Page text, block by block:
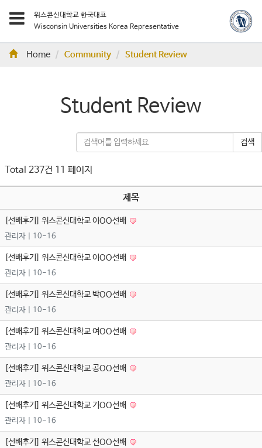
위스콘신대학교 한국대표
Wisconsin Universities Korea Representative
Home Community Student Review
Student Review
검색
Total 237건 11 페이지
제목
[선배후기] 위스콘신대학교 이OO선배
관리자 | 10-16
[선배후기] 위스콘신대학교 이OO선배
관리자 | 10-16
[선배후기] 위스콘신대학교 박OO선배
관리자 | 10-16
[선배후기] 위스콘신대학교 여OO선배
관리자 | 10-16
[선배후기] 위스콘신대학교 공OO선배
관리자 | 10-16
[선배후기] 위스콘신대학교 기OO선배
관리자 | 10-16
[선배후기] 위스콘신대학교 선OO선배